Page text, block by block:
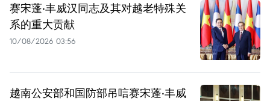
赛宋蓬·丰威汉同志及其对越老特殊关
系的重大贡献
10/08/2026 03:56
越南公安部和国防部吊唁赛宋蓬·丰威